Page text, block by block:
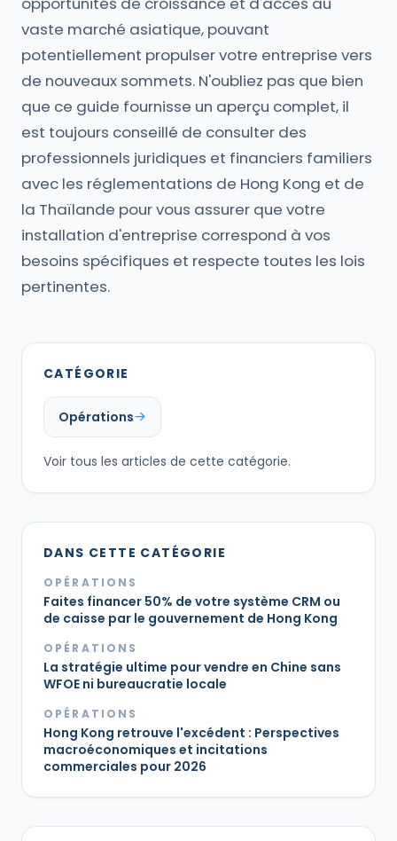
vaste marché asiatique, pouvant
potentiellement propulser votre entreprise vers
de nouveaux sommets. N'oubliez pas que bien
que ce guide fournisse un aperçu complet, il
est toujours conseillé de consulter des
professionnels juridiques et financiers familiers
avec les réglementations de Hong Kong et de
la Thaïlande pour vous assurer que votre
installation d'entreprise correspond à vos
besoins spécifiques et respecte toutes les lois
pertinentes.
CATÉGORIE
Opérations
Voir tous les articles de cette catégorie.
DANS CETTE CATÉGORIE
OPÉRATIONS
Faites financer 50% de votre système CRM ou
de caisse par le gouvernement de Hong Kong
OPÉRATIONS
La stratégie ultime pour vendre en Chine sans
WFOE ni bureaucratie locale
OPÉRATIONS
Hong Kong retrouve l'excédent : Perspectives
macroéconomiques et incitations
commerciales pour 2026